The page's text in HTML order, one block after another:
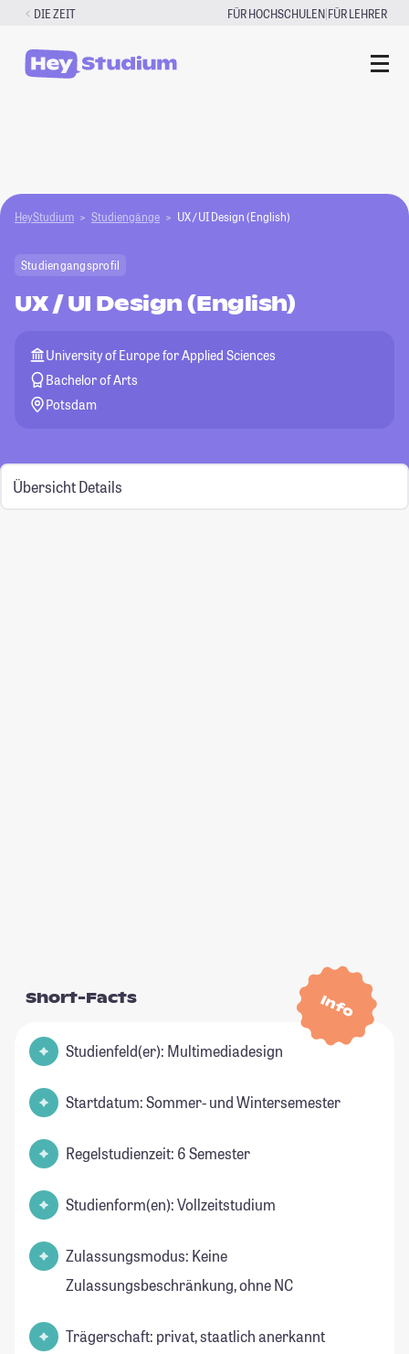
Zum
springen
DIE ZEIT FÜR HOCHSCHULEN|FÜR LEHRER
HeyStudium Studiengänge UX / UI Design (English)
Studiengangsprofil
UX / UI Design (English)
University of Europe for Applied Sciences
Bachelor of Arts
Potsdam
Übersicht Details
Info
Short-Facts
Studienfeld(er): Multimediadesign
Startdatum: Sommer- und Wintersemester
Regelstudienzeit: 6 Semester
Studienform(en): Vollzeitstudium
Zulassungsmodus: Keine
Zulassungsbeschränkung, ohne NC
Trägerschaft: privat, staatlich anerkannt